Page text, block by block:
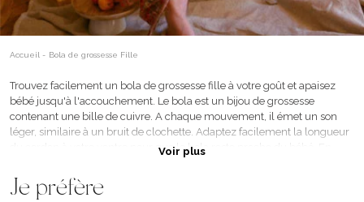
Accueil - Bola de grossesse Fille
Trouvez facilement un bola de grossesse fille à votre goût et apaisez
bébé jusqu'à l'accouchement. Le bola est un bijou de grossesse
contenant une bille de cuivre. A chaque mouvement, il émet un son
léger, similaire à un bruit de clochette. Adaptez facilement la longueur
du cordon à votre ventre pour que le bola reste proche du bébé. En
reconnaître le son doux des bolas. Par ailleurs, le bola est un accessoire
qui permet de mettre joliment en valeur le ventre de la future
Voir plus
Je préfère